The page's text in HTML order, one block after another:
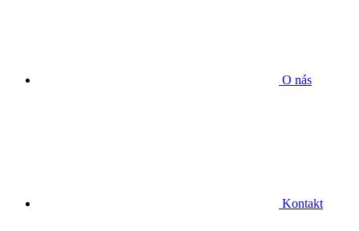
O nás
Kontakt